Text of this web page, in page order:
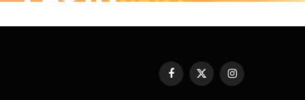
FacebookX
(Twitter)
Instagram